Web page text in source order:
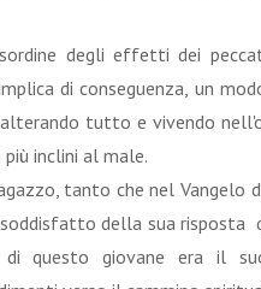
degli effetti dei
di conseguenza, un
tutto e vivendo
inclini al male.
tanto che nel Vangelo
della sua risposta
di questo giovane era il